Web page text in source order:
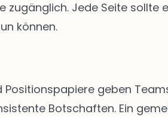
zugänglich. Jede Seite
können.
geben
Botschaften. Ein